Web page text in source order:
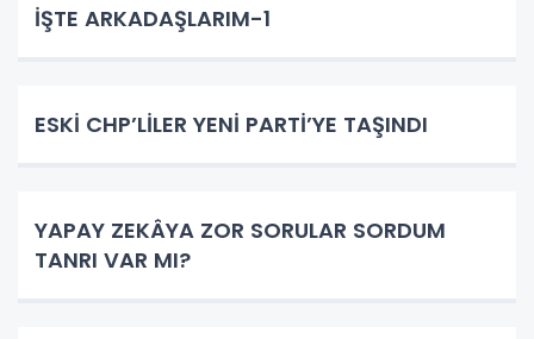
İŞTE ARKADAŞLARIM-1
ESKİ CHP’LİLER YENİ PARTİ’YE TAŞINDI
YAPAY ZEKÂYA ZOR SORULAR SORDUM
TANRI VAR MI?